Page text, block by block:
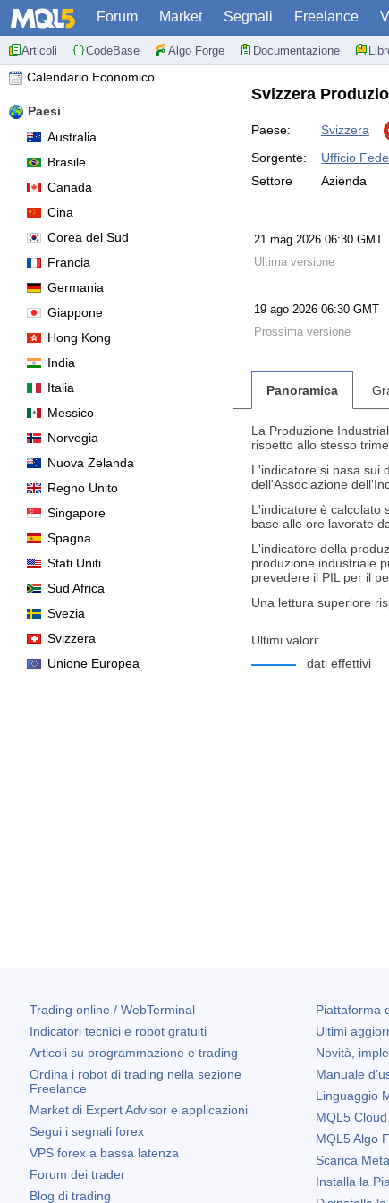
Forum Market Segnali Freelance
Articoli CodeBase Algo Forge Documentazione
Calendario Economico
Paesi
Australia
Brasile
Canada
Cina
Corea del Sud
Francia
Germania
Giappone
Hong Kong
India
Italia
Messico
Norvegia
Nuova Zelanda
Regno Unito
Singapore
Spagna
Stati Uniti
Sud Africa
Svezia
Svizzera
Unione Europea
Svizzera
Paese: Svizzera
Sorgente:
Ufficio
Settore
Azienda
21 mag 2026 06:30 GMT
Ultima versione
19 ago 2026 06:30 GMT
Prossima versione
Panoramica
La Produzione
rispetto allo stesso
L'indicatore si basa sui
dell'Associazione
L'indicatore è calcolato
base alle ore lavorate
L'indicatore della
produzione industriale
prevedere il PIL per il
Una lettura superiore
Ultimi valori:
dati effettivi
Trading online / WebTerminal
Indicatori tecnici e robot gratuiti
Articoli su programmazione e trading
Ordina i robot di trading nella sezione
Freelance
Market di Expert Advisor e applicazioni
Segui i segnali forex
VPS forex a bassa latenza
Forum dei trader
Blog di trading
Piattaforma
Ultimi
Novità,
Manuale
Linguaggio
MQL5
MQL5 Algo
Scarica
Installa la